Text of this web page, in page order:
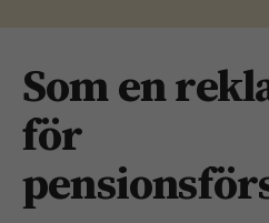
Som en
för